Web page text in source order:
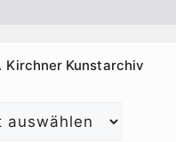
Kirchner Kunstarchiv